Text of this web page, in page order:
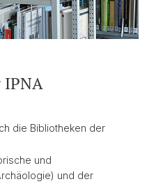
die Bibliotheken der
und
und der